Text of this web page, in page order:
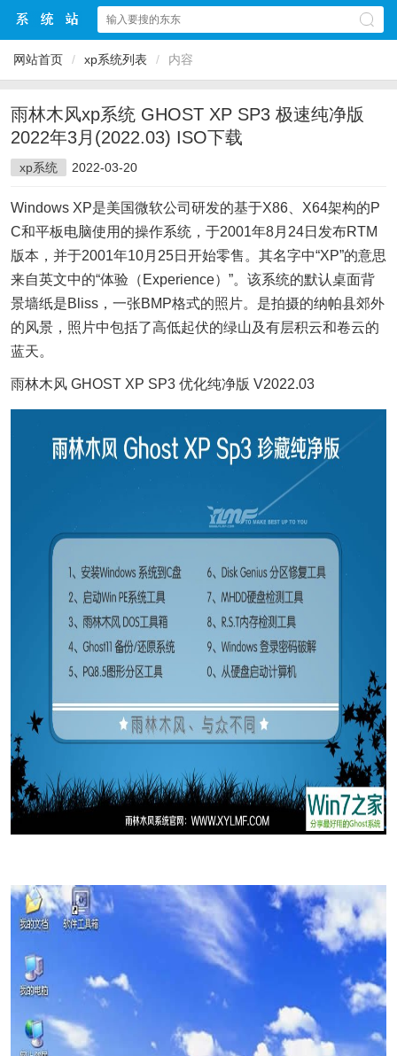
网站首页 / xp系统列表 / 内容
雨林木风xp系统 GHOST XP SP3 极速纯净版
2022年3月(2022.03) ISO下载
xp系统 2022-03-20
Windows XP是美国微软公司研发的基于X86、X64架构的P
C和平板电脑使用的操作系统，于2001年8月24日发布RTM
版本，并于2001年10月25日开始零售。其名字中“XP”的意思
来自英文中的“体验（Experience）”。该系统的默认桌面背
景墙纸是Bliss，一张BMP格式的照片。是拍摄的纳帕县郊外
的风景，照片中包括了高低起伏的绿山及有层积云和卷云的
蓝天。
雨林木风 GHOST XP SP3 优化纯净版 V2022.03